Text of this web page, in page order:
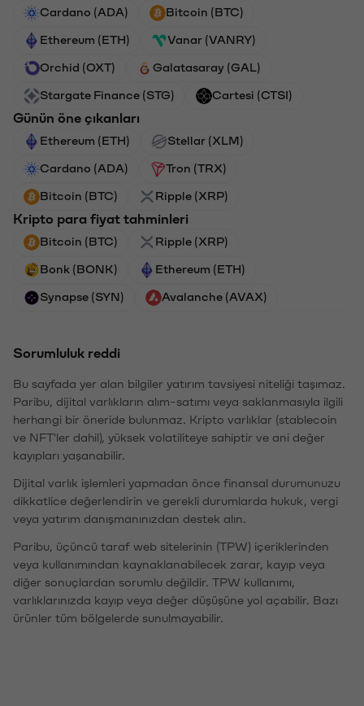
Cardano (ADA) Bitcoin (BTC)
Ethereum (ETH) Vanar (VANRY)
Orchid (OXT) Galatasaray (GAL)
Stargate Finance (STG) Cartesi (CTSI)
Günün öne çıkanları
Ethereum (ETH) Stellar (XLM)
Cardano (ADA) Tron (TRX)
Bitcoin (BTC) Ripple (XRP)
Kripto para fiyat tahminleri
Bitcoin (BTC) Ripple (XRP)
Bonk (BONK) Ethereum (ETH)
Synapse (SYN) Avalanche (AVAX)
Sorumluluk reddi
Bu sayfada yer alan bilgiler yatırım tavsiyesi niteliği taşımaz.
Paribu, dijital varlıkların alım-satımı veya saklanmasıyla ilgili
herhangi bir öneride bulunmaz. Kripto varlıklar (stablecoin
ve NFT'ler dahil), yüksek volatiliteye sahiptir ve ani değer
kayıpları yaşanabilir.
Dijital varlık işlemleri yapmadan önce finansal durumunuzu
dikkatlice değerlendirin ve gerekli durumlarda hukuk, vergi
veya yatırım danışmanınızdan destek alın.
Paribu, üçüncü taraf web sitelerinin (TPW) içeriklerinden
veya kullanımından kaynaklanabilecek zarar, kayıp veya
diğer sonuçlardan sorumlu değildir. TPW kullanımı,
varlıklarınızda kayıp veya değer düşüşüne yol açabilir. Bazı
ürünler tüm bölgelerde sunulmayabilir.